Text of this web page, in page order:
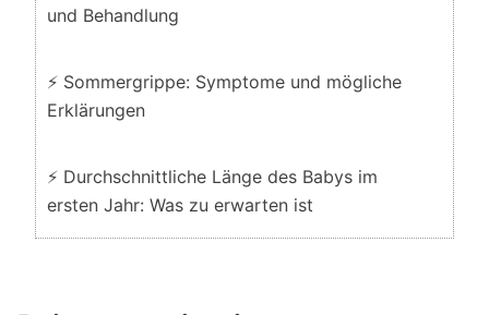
und Behandlung
⚡ Sommergrippe: Symptome und mögliche
Erklärungen
⚡ Durchschnittliche Länge des Babys im
ersten Jahr: Was zu erwarten ist